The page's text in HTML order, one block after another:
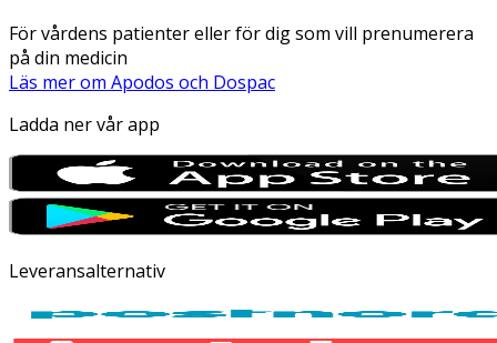
För vårdens patienter eller för dig som vill prenumerera
på din medicin
Läs mer om Apodos och Dospac
Ladda ner vår app
Leveransalternativ